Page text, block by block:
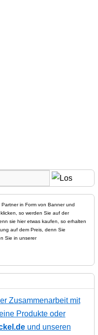
in Form von Banner und
so werden Sie auf der
sie hier etwas kaufen, so erhalten
auf dem Preis, denn Sie
Sie in unserer
Zusammenarbeit mit
Produkte oder
und unseren